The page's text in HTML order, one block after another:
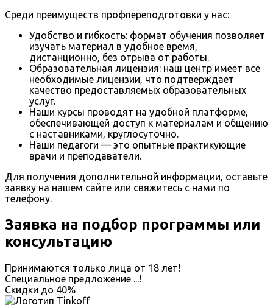
Среди преимуществ профпереподготовки у нас:
Удобство и гибкость: формат обучения позволяет
изучать материал в удобное время,
дистанционно, без отрыва от работы.
Образовательная лицензия: наш центр имеет все
необходимые лицензии, что подтверждает
качество предоставляемых образовательных
услуг.
Наши курсы проводят на удобной платформе,
обеспечивающей доступ к материалам и общению
с наставниками, круглосуточно.
Наши педагоги — это опытные практикующие
врачи и преподаватели.
Для получения дополнительной информации, оставьте
заявку на нашем сайте или свяжитесь с нами по
телефону.
Заявка на подбор программы или
консультацию
Принимаются только лица от 18 лет!
Специальное предложение
!
Скидки до 40%